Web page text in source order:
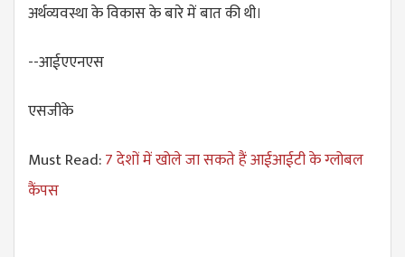
अर्थव्यवस्था के विकास के बारे में बात की थी।
--आईएएनएस
एसजीके
Must Read:7 देशों में खोले जा सकते हैं आईआईटी के ग्लोबल
कैंपस